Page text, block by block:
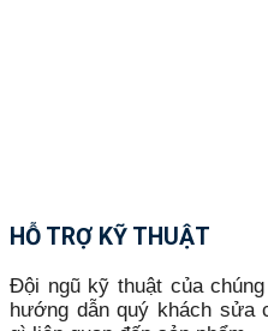
HỖ TRỢ KỸ THUẬT
Đội ngũ kỹ thuật của
hướng dẫn quý khách sửa